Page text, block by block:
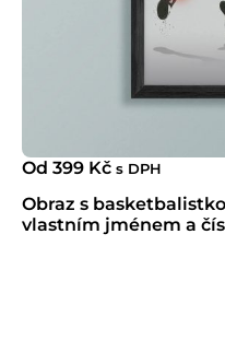
Od 399 Kč s DPH
Obraz s
vlastním jménem a